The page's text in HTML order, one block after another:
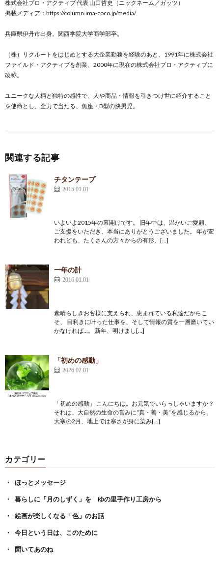
株式会社プロ・アクティブ 代表 山口哲史（ニックネーム／ガッツ）
掲載メディア： https://column.ima-coco.jp/media/
兵庫県伊丹市出身。関西学院大学商学部卒。
（株）リクルートをはじめとする大企業勤務を経験のあと、1991年に株式会社
ファイルド・アクティブを創業、2000年に現在の株式会社プロ・アクティブに
改称。
ユニークな人柄と独特の感性で、人や商品・情報を引きつけ世に紹介すること
を使命とし、全力で当たる、魚座・B型の快男児。
関連する記事
チタンテープ
2015.01.01
いよいよ2015年の幕開けです。 旧年中は、温かいご愛顧、
ご支援をいただき、本当にありがとうございました。 年が変
われども、たくさんの方々からの有形、[…]
一年の計
2016.01.01
素晴らしきお客様に支えられ、恵まれている私達だからこ
そ、 目利きに叶った仕事を、そして情報の質を一層磨いてい
かなければ…。 新年、明けまし[…]
「初めの感動」
2026.02.01
「初めの感動」 こんにちは。お元気でいらっしゃいますか？
それは、大自然の生命の営みに“真・善・美”を感じるから。
大寒の2月、地上では寒さが身に染み[…]
カテゴリー
ほっとメッセージ
暮らしに「月のしずく」を ゆの里手作り工房から
絵画が楽しくなる「色」のお話
今日という日は、このために
聞いてあのね